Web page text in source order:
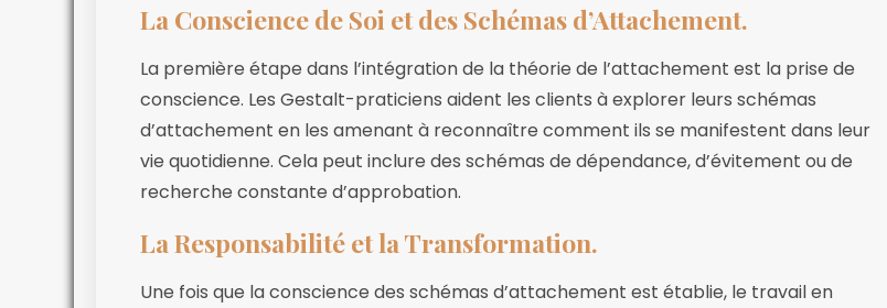
La Conscience de Soi et des Schémas d’Attachement.
La première étape dans l’intégration de la théorie de l’attachement est la prise de
conscience. Les Gestalt-praticiens aident les clients à explorer leurs schémas
d’attachement en les amenant à reconnaître comment ils se manifestent dans leur
vie quotidienne. Cela peut inclure des schémas de dépendance, d’évitement ou de
recherche constante d’approbation.
La Responsabilité et la Transformation.
Une fois que la conscience des schémas d’attachement est établie, le travail en